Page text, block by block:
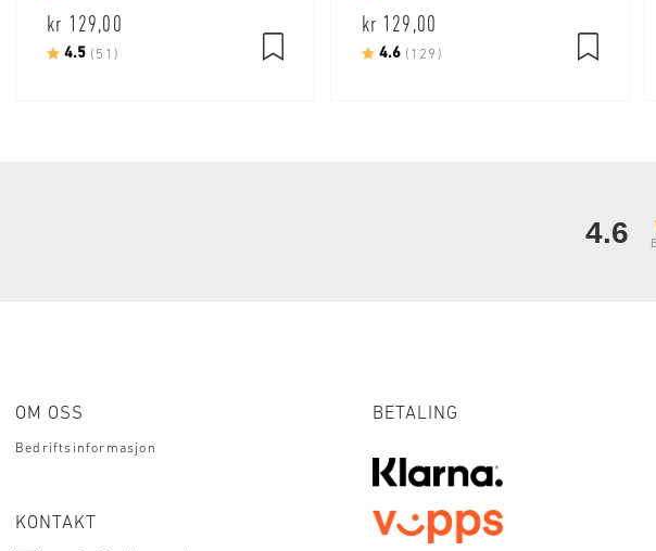
kr 129,00
Karakter:
4.5 (51)
kr 129,00
Karakter:
4.6(129)
4.6
OM OSS
Bedriftsinformasjon
KONTAKT
BETALING